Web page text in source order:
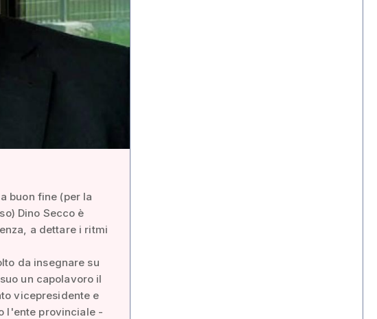
buon fine (per la
Dino Secco è
a dettare i ritmi
da insegnare su
un capolavoro il
vicepresidente e
l'ente provinciale -